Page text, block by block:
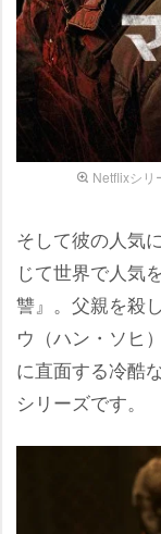
Netflixシリ
そして彼の人気
じて世界で人気
讐』。父親を殺
ウ（ハン・ソヒ
に直面する冷酷
シリーズです。